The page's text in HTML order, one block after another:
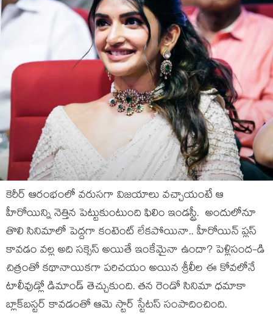
కెరీర్ ఆరంభంలో వ‌రుస‌గా విజ‌యాలు వ‌చ్చాయంటే ఆ
హీరోయిన్ని నెత్తిన పెట్టుకుంటుంది ఫిలిం ఇండ‌స్ట్రీ. అందులోనూ
తొలి సినిమాలో పెద్ద‌గా కంటెంట్ లేకపోయినా.. హీరోయిన్ ప్ల‌స్
కావ‌డం వ‌ల్ల అది స‌క్సెస్ అయితే ఇంకేమైనా ఉందా? పెళ్లిసంద‌-డి
చిత్రంతో క‌థానాయిక‌గా ప‌రిచ‌యం అయిన శ్రీలీల ఈ కోవ‌లోనే
టాలీవుడ్లో డిమాండ్ తెచ్చుకుంది. త‌న రెండో సినిమా ధ‌మాకా
బ్లాక్‌బ‌స్ట‌ర్ కావ‌డంతో ఆమె స్టార్ స్టేట‌స్ సంపాదించింది.